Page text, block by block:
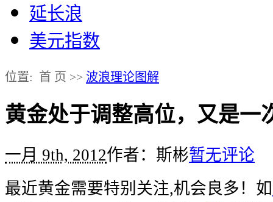
延长浪
美元指数
位置: 首 页 >> 波浪理论图解
黄金处于调整高位，又是一
一月 9th, 2012作者：斯彬暂无评论
最近黄金需要特别关注,机会良多！如